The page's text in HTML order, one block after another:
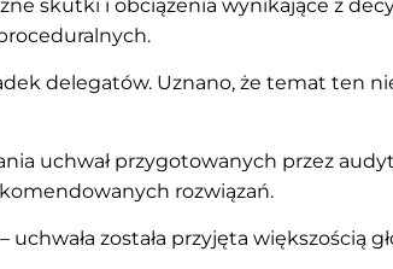
skutki i obciążenia wynikające z
delegatów. Uznano, że temat ten
uchwał przygotowanych przez
rozwiązań.
została przyjęta większością